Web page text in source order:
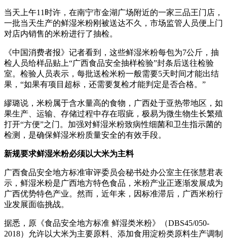
当天上午11时许，在南宁市金湖广场附近的一家三品王门店，
一批当天生产的鲜湿米粉刚被送达不久，市场监管人员便上门
对店内销售的米粉进行了抽检。
《中国消费者报》记者看到，这些鲜湿米粉每包为7公斤，抽
检人员给样品贴上“广西食品安全抽样检验”封条后送往检验
室。检验人员表示，每批送检米粉一般需要5天时间才能出结
果，“如果有项目超标，还需要复检才能判定是否合格。”
繆璐说，米粉属于含水量高的食物，广西处于亚热带地区，如
果生产、运输、存储过程中存在瑕疵，极易为微生物生长繁殖
打开“方便”之门。加强对鲜湿米粉致病性细菌和卫生指示菌的
检测，是确保鲜湿米粉质量安全的有效手段。
新规要求鲜湿米粉必须以大米为主料
广西食品安全地方标准审评委员会秘书处办公室主任张慧君表
示，鲜湿米粉是广西地方特色食品，米粉产业正逐渐发展成为
广西优势特色产业。然而，近年来，因标准滞后，广西米粉行
业发展面临挑战。
据悉，原《食品安全地方标准 鲜湿类米粉》（DBS45/050-
2018）允许以大米为主要原料、添加食用淀粉类原料生产调制